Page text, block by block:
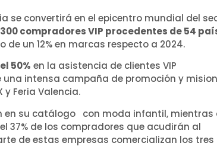
se convertirá en el epicentro mundial del
300 compradores VIP procedentes de 54
un 12% en marcas respecto a 2024.
50% en la asistencia de clientes VIP
intensa campaña de promoción y
y Feria Valencia.
en su catálogo con moda infantil, mientras
37% de los compradores que acudirán al
de estas empresas comercializan los tres